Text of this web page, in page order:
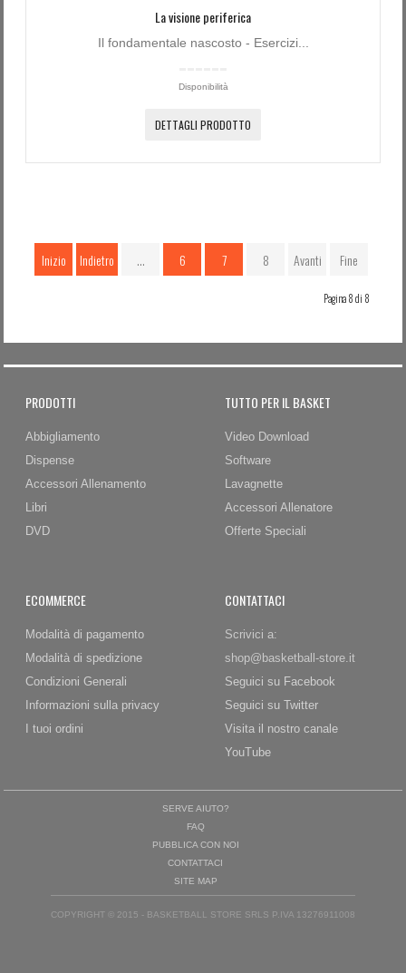
La visione periferica
Il fondamentale nascosto - Esercizi...
Disponibilità
DETTAGLI PRODOTTO
Inizio Indietro … 6 7 8 Avanti Fine
Pagina 8 di 8
PRODOTTI
Abbigliamento
Dispense
Accessori Allenamento
Libri
DVD
TUTTO PER IL BASKET
Video Download
Software
Lavagnette
Accessori Allenatore
Offerte Speciali
ECOMMERCE
Modalità di pagamento
Modalità di spedizione
Condizioni Generali
Informazioni sulla privacy
I tuoi ordini
CONTATTACI
Scrivici a:
shop@basketball-store.it
Seguici su Facebook
Seguici su Twitter
Visita il nostro canale
YouTube
SERVE AIUTO?
FAQ
PUBBLICA CON NOI
CONTATTACI
SITE MAP
COPYRIGHT © 2015 - BASKETBALL STORE SRLS P.IVA 13276911008